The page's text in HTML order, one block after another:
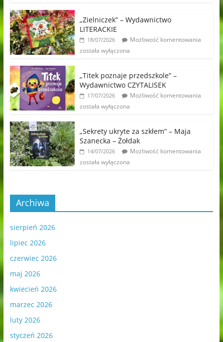
„Zielniczek” – Wydawnictwo
LITERACKIE
18/07/2026
Możliwość komentowania
została wyłączona
„Titek poznaje przedszkole” –
Wydawnictwo CZYTALISEK
17/07/2026
Możliwość komentowania
została wyłączona
„Sekrety ukryte za szkłem” – Maja
Szanecka – Żołdak
14/07/2026
Możliwość komentowania
została wyłączona
Archiwa
sierpień 2026
lipiec 2026
czerwiec 2026
maj 2026
kwiecień 2026
marzec 2026
luty 2026
styczeń 2026